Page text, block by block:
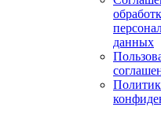
данных